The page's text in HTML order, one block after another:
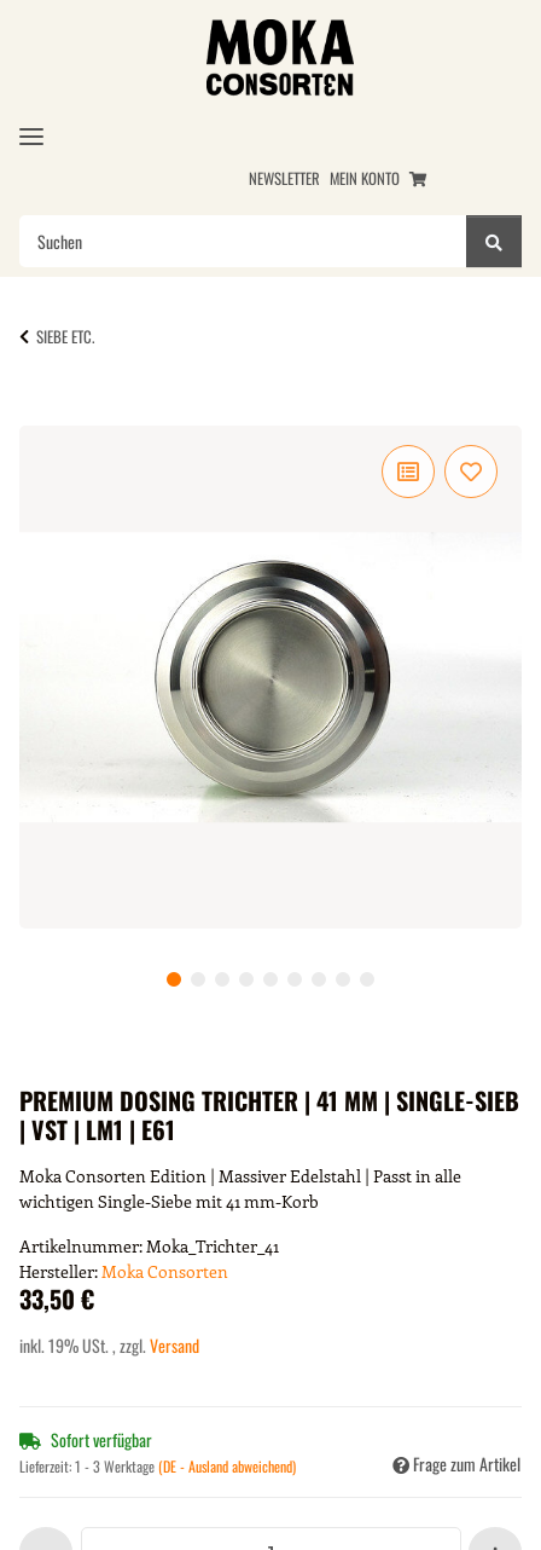
NEWSLETTER MEIN KONTO
SIEBE ETC.
PREMIUM DOSING TRICHTER | 41 MM | SINGLE-SIEB
| VST | LM1 | E61
Moka Consorten Edition | Massiver Edelstahl | Passt in alle
wichtigen Single-Siebe mit 41 mm-Korb
Artikelnummer:Moka_Trichter_41
Hersteller:Moka Consorten
33,50 €
inkl. 19% USt. , zzgl.Versand
Sofort verfügbar
Lieferzeit:1 - 3 Werktage(DE - Ausland abweichend) Frage zum Artikel